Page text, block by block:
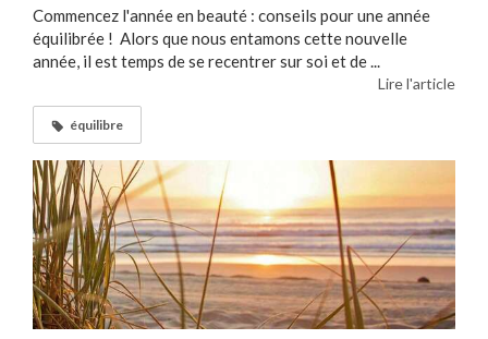
Commencez l'année en beauté : conseils pour une année
équilibrée ! Alors que nous entamons cette nouvelle
année, il est temps de se recentrer sur soi et de ...
Lire l'article
équilibre